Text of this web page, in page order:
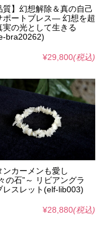
質】幻想解除＆真の自己
ポートブレス― 幻想を超
実の光として生きる
bra20262)
¥29,800(税込)
ンカーメンも愛し
の石”～ リビアングラ
レスレット(elf-lib003)
¥28,880(税込)